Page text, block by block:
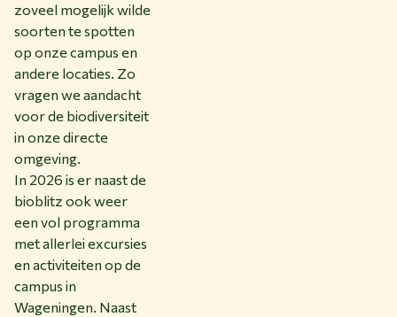
zoveel mogelijk wilde
soorten te spotten
op onze campus en
andere locaties. Zo
vragen we aandacht
voor de biodiversiteit
in onze directe
omgeving.
In 2026 is er naast de
bioblitz ook weer
een vol programma
met allerlei excursies
en activiteiten op de
campus in
Wageningen. Naast